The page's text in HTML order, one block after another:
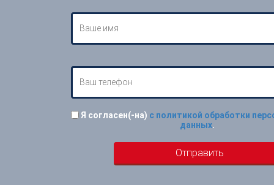
Я согласен(-на) с политикой обработки
данных.